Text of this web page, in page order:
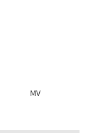
MV